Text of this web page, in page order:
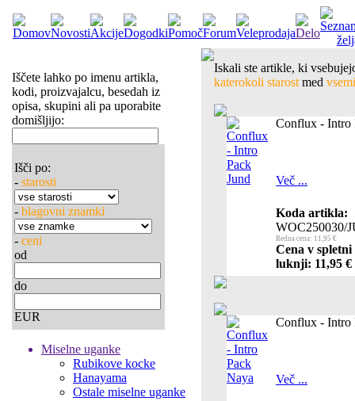
Iščete lahko po imenu artikla,
kodi, proizvajalcu, besedah iz
opisa, skupini ali pa uporabite
domišljijo:
Išči po:
- starosti
- blagovni znamki
- ceni
od
do
EUR
Miselne uganke
Rubikove kocke
Hanayama
Ostale miselne uganke
Iskali ste artikle, ki
katerokoli starost med
Conflux - Intro
Več ...
Koda artikla:
WOC250030/
Redna cena: 11,95 €
Cena v
luknji: 11,95 €
Conflux - Intro
Več ...